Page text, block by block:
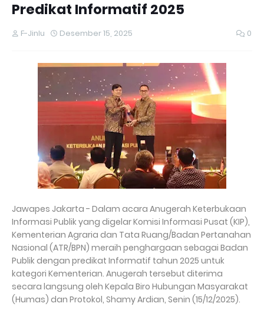
Predikat Informatif 2025
F-Jinlu Desember 15, 2025 0
Jawapes Jakarta - Dalam acara Anugerah Keterbukaan
Informasi Publik yang digelar Komisi Informasi Pusat (KIP),
Kementerian Agraria dan Tata Ruang/Badan Pertanahan
Nasional (ATR/BPN) meraih penghargaan sebagai Badan
Publik dengan predikat Informatif tahun 2025 untuk
kategori Kementerian. Anugerah tersebut diterima
secara langsung oleh Kepala Biro Hubungan Masyarakat
(Humas) dan Protokol, Shamy Ardian, Senin (15/12/2025).